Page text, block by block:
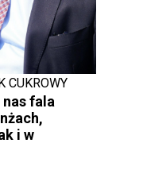
CUKROWY
fala
i w